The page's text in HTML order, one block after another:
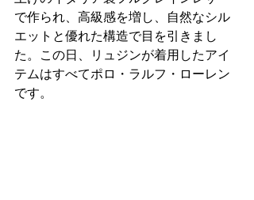
で作られ、高級感を増し、自然なシル
エットと優れた構造で目を引きまし
た。この日、リュジンが着用したアイ
テムはすべてポロ・ラルフ・ローレン
です。